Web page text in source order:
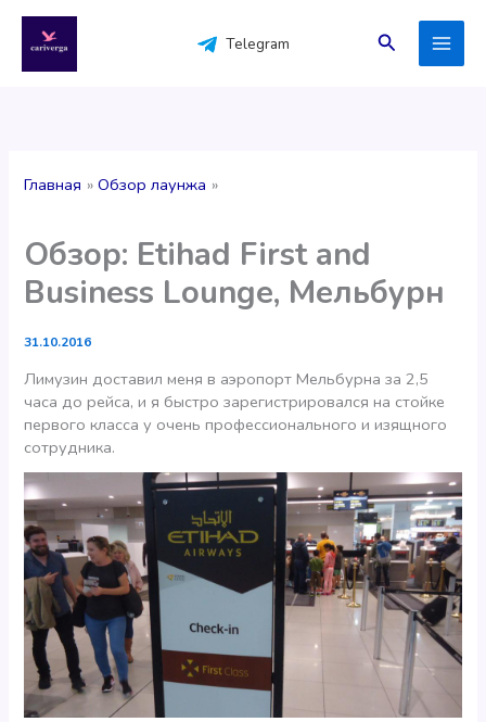
содержимому
Telegram Поиск
Главная Обзор лаунжа
Обзор: Etihad First and
Business Lounge, Мельбурн
31.10.2016
Лимузин доставил меня в аэропорт Мельбурна за 2,5
часа до рейса, и я быстро зарегистрировался на стойке
первого класса у очень профессионального и изящного
сотрудника.